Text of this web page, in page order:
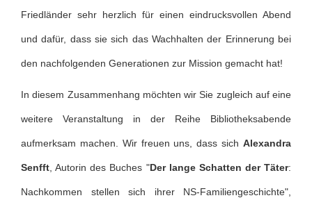
Friedländer sehr herzlich für einen eindrucksvollen Abend
und dafür, dass sie sich das Wachhalten der Erinnerung bei
den nachfolgenden Generationen zur Mission gemacht hat!
In diesem Zusammenhang möchten wir Sie zugleich auf eine
weitere Veranstaltung in der Reihe Bibliotheksabende
aufmerksam machen. Wir freuen uns, dass sich Alexandra
Senfft , Autorin des Buches "Der lange Schatten der Täter:
Nachkommen stellen sich ihrer NS-Familiengeschichte",